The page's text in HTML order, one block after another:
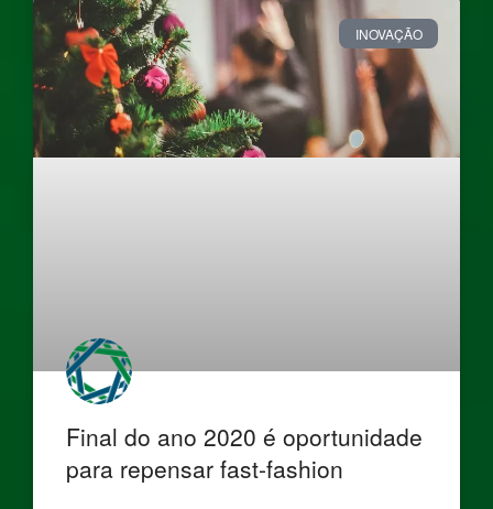
INOVAÇÃO
Final do ano 2020 é oportunidade
para repensar fast-fashion